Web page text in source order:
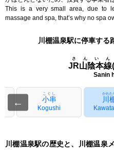
This is a very small area, due to
massage and spa, that’s why no spa
川棚温泉駅に停車する
JR山陰本線
さんい
Sanin
← 小串
こぐし
Kogushi
川
かわた
川棚温泉駅の歴史と、川棚温泉